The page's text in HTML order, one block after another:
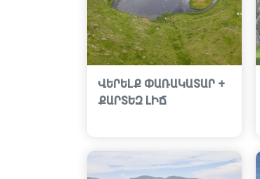
ՎԵՐԵԼՔ ՓԱՌԱԿԱՏԱՐ +
ՔԱՐՏԵԶ ԼԻՃ